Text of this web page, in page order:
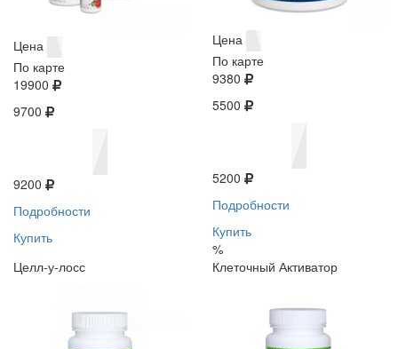
Цена
По карте
19900
9700
9200
Подробности
Купить
Цена
По карте
9380
5500
5200
Подробности
Купить
%
Целл-у-лосс
Клеточный Активатор